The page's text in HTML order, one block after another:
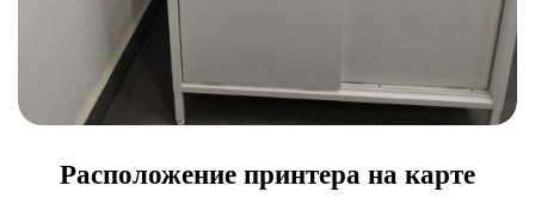
Расположение принтера на карте